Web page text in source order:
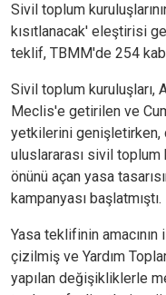
Sivil toplum
kısıtlanacak' eleştirisi
teklif, TBMM'de 254
Sivil toplum kuruluşları,
Meclis'e getirilen ve
yetkilerini genişletirken,
uluslararası sivil toplum
önünü açan yasa
kampanyası başlatmıştı.
Yasa teklifinin amacının
çizilmiş ve Yardım
yapılan değişikliklerle